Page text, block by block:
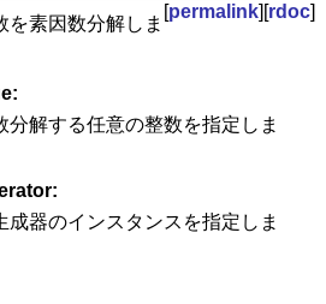
[permalink][rdoc]
を素因数分解しま
分解する任意の整数を指定しま
成器のインスタンスを指定しま